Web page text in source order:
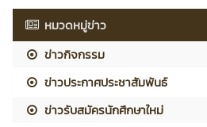
หมวดหมู่ข่าว
ข่าวกิจกรรม
ข่าวประกาศประชาสัมพันธ์
ข่าวรับสมัครนักศึกษาใหม่